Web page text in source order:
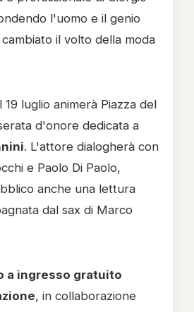
l'uomo e il genio
il volto della moda
luglio animerà Piazza del
d'onore dedicata a
. L'attore dialogherà con
e Paolo Di Paolo,
anche una lettura
dal sax di Marco
a ingresso gratuito
, in collaborazione